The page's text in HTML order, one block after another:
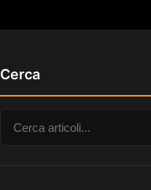
Cerca
Cerca: